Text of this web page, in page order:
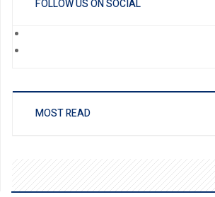
FOLLOW US ON SOCIAL
MOST READ